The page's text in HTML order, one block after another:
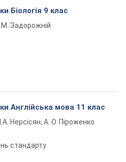
Біологія 9 клас
Задорожній
Англійська мова 11 клас
Нерсісян, А. О. Піроженко
стандарту